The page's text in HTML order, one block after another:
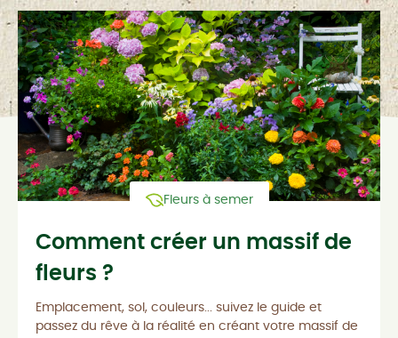
Fleurs à semer
Comment créer un massif de
fleurs ?
Emplacement, sol, couleurs... suivez le guide et
passez du rêve à la réalité en créant votre massif de